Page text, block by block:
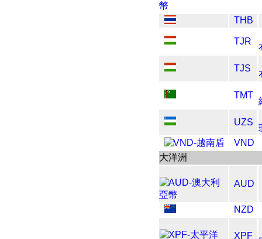
THB
TJR
TJS
TMT
UZS
VND
大洋洲
AUD
NZD
XPF